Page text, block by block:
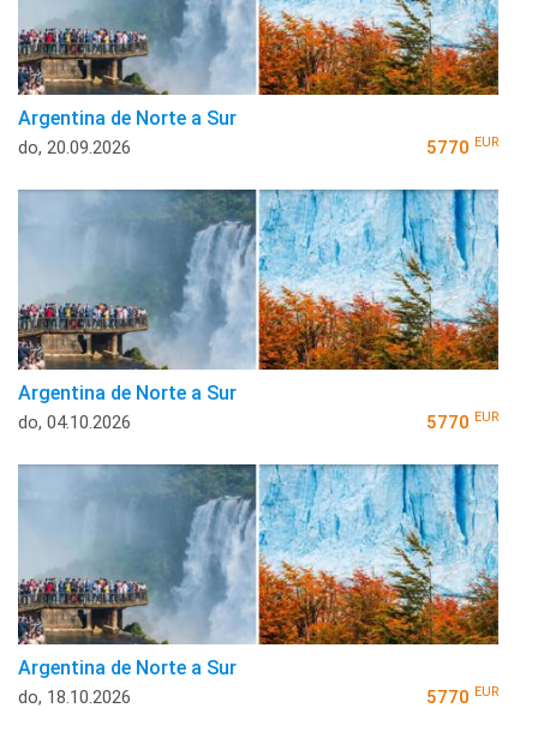
Argentina de Norte a Sur
do, 20.09.2026 5770 EUR
Argentina de Norte a Sur
do, 04.10.2026 5770 EUR
Argentina de Norte a Sur
do, 18.10.2026 5770 EUR